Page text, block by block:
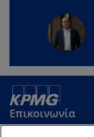
Επικοινωνία